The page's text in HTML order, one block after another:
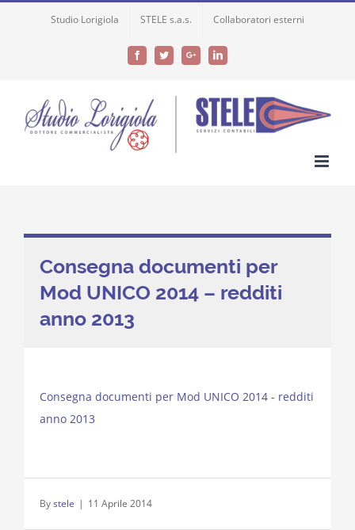
Studio Lorigiola STELE s.a.s. Collaboratori esterni
FacebookTwitterGoogle+LinkedIn
Consegna documenti per
Mod UNICO 2014 – redditi
anno 2013
Consegna documenti per Mod UNICO 2014 - redditi
anno 2013
Bystele | 11 Aprile 2014